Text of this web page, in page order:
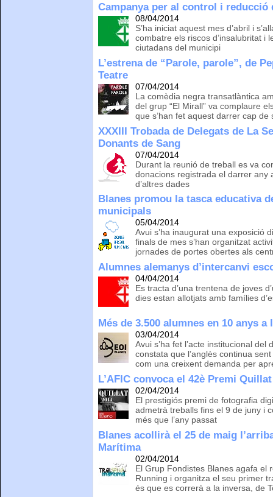
Campanya per al control i reducció
08/04/2014
S’ha iniciat aquest mes d’abril i
combatre els riscos d’insalubritat i
ciutadans del municipi
L’estrena de “Parole, parole”, de
Teatre
07/04/2014
La comèdia negra transatlàntica
del grup “El Mirall” va complaure
que s’han fet aquest darrer cap de
XXXIII Trobada de Delegats de La
Donants de Sang
07/04/2014
Durant la reunió de treball es va
donacions registrada el darrer
d’altres dades
Blanes promou la tasca educativa
municipals
05/04/2014
Avui s’ha inaugurat una exposició
finals de mes s’han organitzat
jornades de portes obertes als
Alumnes alemanys d’intercanvi
04/04/2014
Es tracta d’una trentena de joves
dies estan allotjats amb famílies
Més de 3.500 alumnes en 10 anys
03/04/2014
Avui s’ha fet l’acte institucional
constata que l’anglès continua
com una creixent demanda per
L’AFIC convoca el 42è Premi
02/04/2014
El prestigiós premi de fotografia
admetrà treballs fins el 9 de juny i
més que l’any passat
Blanes acollirà el 25 de maig
Marítima
02/04/2014
El Grup Fondistes Blanes agafa el
Running i organitza el seu primer
és que es correrà a la inversa, de